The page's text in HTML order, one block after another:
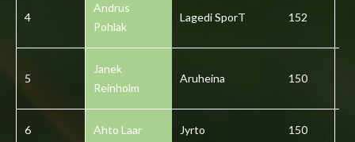
4
Andrus
Pohlak
Lagedi SporT 152
5
Janek
Reinholm
Aruheina 150
6 Ahto Laar Jyrto 150